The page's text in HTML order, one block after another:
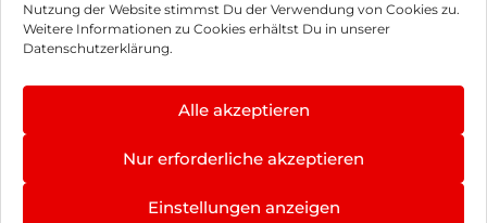
Nutzung der Website stimmst Du der Verwendung von Cookies zu.
Weitere Informationen zu Cookies erhältst Du in unserer
Datenschutzerklärung.
Alle akzeptieren
Nur erforderliche akzeptieren
Einstellungen anzeigen
Impressum
AGB
Datenschutz
Vertrag widerrufen
Hinweis zur Batterieentsorgung